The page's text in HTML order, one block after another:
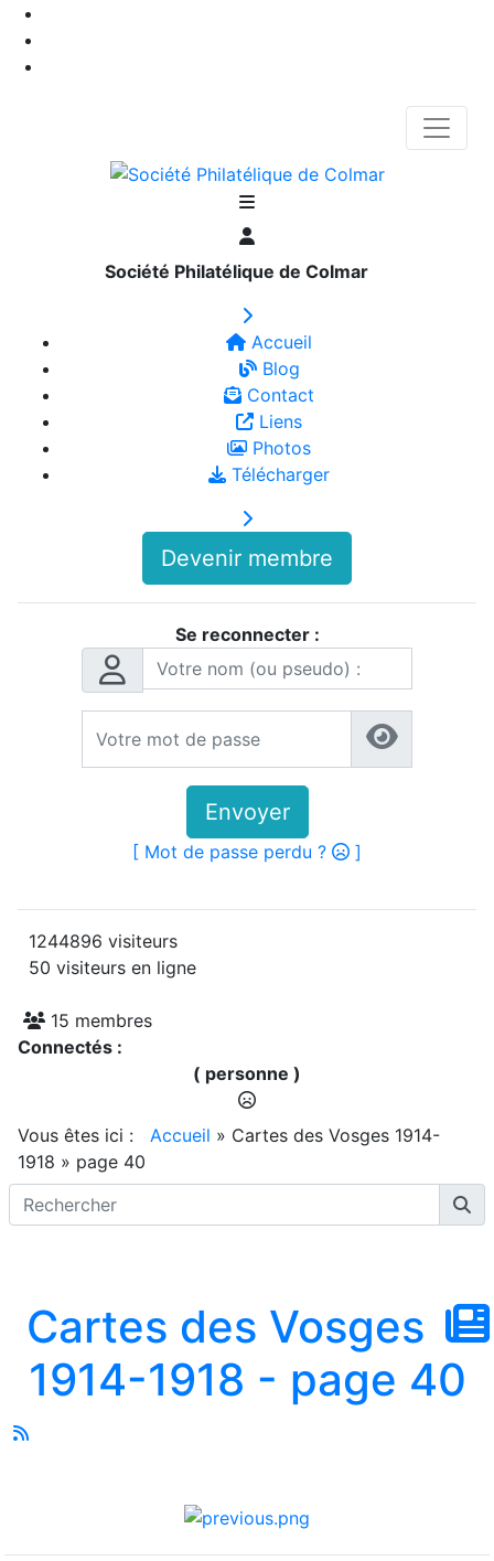
Société Philatélique de Colmar
Accueil
Blog
Contact
Liens
Photos
Télécharger
Devenir membre
Se reconnecter :
Envoyer
[ Mot de passe perdu ? ]
1244896 visiteurs
50 visiteurs en ligne
15 membres
Connectés :
( personne )
Vous êtes ici : Accueil » Cartes des Vosges 1914-
1918 » page 40
Cartes des Vosges
1914-1918 - page 40